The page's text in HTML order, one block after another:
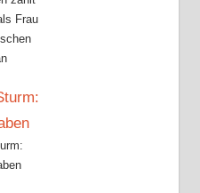
Frau